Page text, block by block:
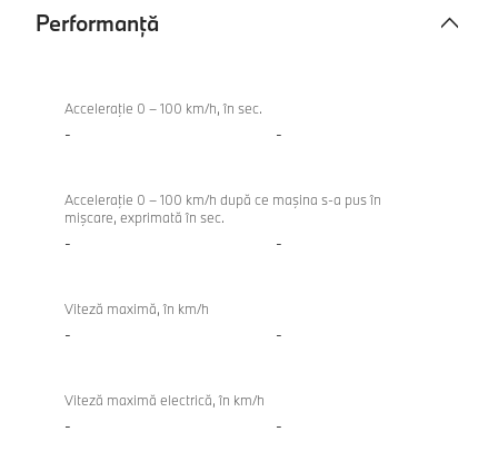
Performanţă
Acceleraţie 0 – 100 km/h, în sec.
- -
Acceleraţie 0 – 100 km/h după ce maşina s-a pus în
mişcare, exprimată în sec.
- -
Viteză maximă, în km/h
- -
Viteză maximă electrică, în km/h
- -